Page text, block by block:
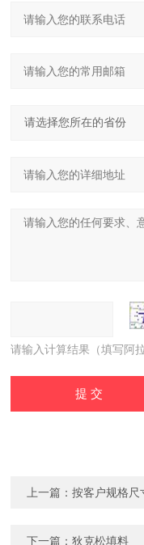
请输入计算结果（填写阿
上一篇：按客户规格尺
下一篇：狄克松填料